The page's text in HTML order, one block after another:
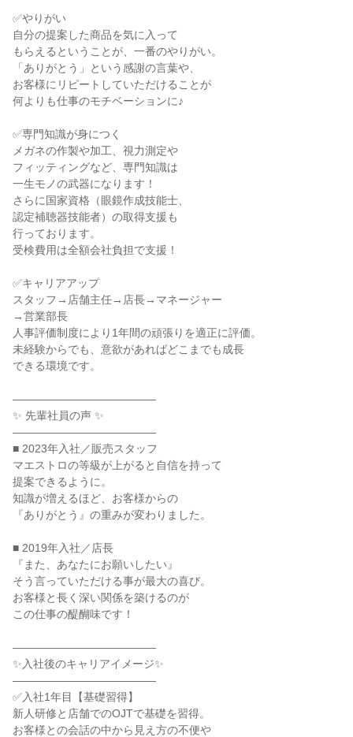
✅やりがい
自分の提案した商品を気に入って
もらえるということが、一番のやりがい。
「ありがとう」という感謝の言葉や、
お客様にリピートしていただけることが
何よりも仕事のモチベーションに♪
✅専門知識が身につく
メガネの作製や加工、視力測定や
フィッティングなど、専門知識は
一生モノの武器になります！
さらに国家資格（眼鏡作成技能士、
認定補聴器技能者）の取得支援も
行っております。
受検費用は全額会社負担で支援！
✅キャリアアップ
スタッフ→店舗主任→店長→マネージャー
→営業部長
人事評価制度により1年間の頑張りを適正に評価。
未経験からでも、意欲があればどこまでも成長
できる環境です。
―――――――――――――
✨ 先輩社員の声 ✨
―――――――――――――
■ 2023年入社／販売スタッフ
マエストロの等級が上がると自信を持って
提案できるように。
知識が増えるほど、お客様からの
『ありがとう』の重みが変わりました。
■ 2019年入社／店長
『また、あなたにお願いしたい』
そう言っていただける事が最大の喜び。
お客様と長く深い関係を築けるのが
この仕事の醍醐味です！
―――――――――――――
✨入社後のキャリアイメージ✨
―――――――――――――
✅入社1年目【基礎習得】
新人研修と店舗でのOJTで基礎を習得。
お客様との会話の中から見え方の不便や